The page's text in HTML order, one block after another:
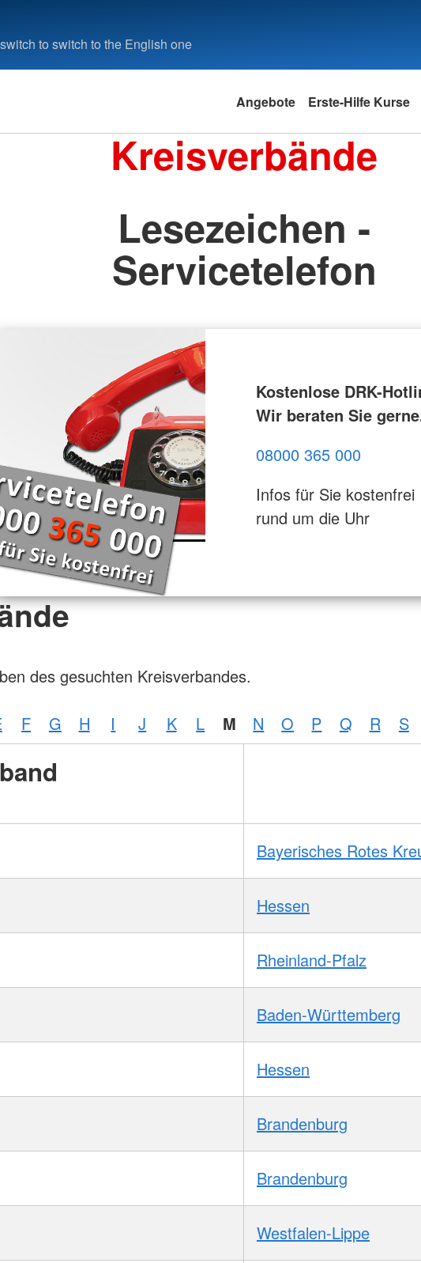
to switch to the English one
Angebote Erste-Hilfe Kurse
Kreisverbände
Lesezeichen -
Servicetelefon
Kostenlose DRK-
Wir beraten Sie
08000 365 000
Infos für Sie kostenfrei
rund um die Uhr
des gesuchten Kreisverbandes.
F G H I J K L M N O P Q R S
Bayerisches Rotes
Hessen
Rheinland-Pfalz
Baden-Württemberg
Hessen
Brandenburg
Brandenburg
Westfalen-Lippe